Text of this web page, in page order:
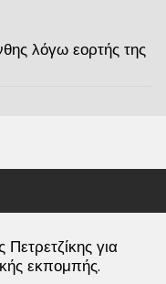
λόγω εορτής της
για
εκπομπής.